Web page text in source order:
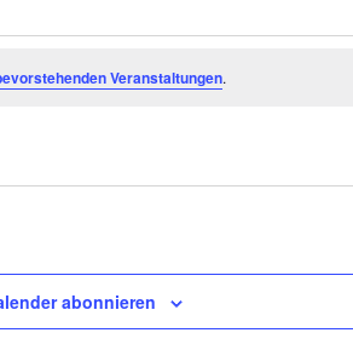
Veranstaltungen.
abonnieren